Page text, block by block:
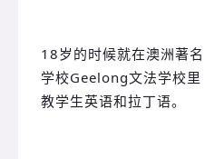
18岁的时候就在澳洲著名
学校Geelong文法学校里
教学生英语和拉丁语。